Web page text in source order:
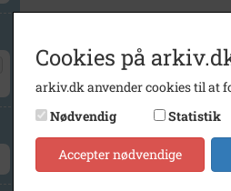
Cookies på
arkiv.dk anvender cookies til at
Nødvendig
Statistik
Accepter nødvendige